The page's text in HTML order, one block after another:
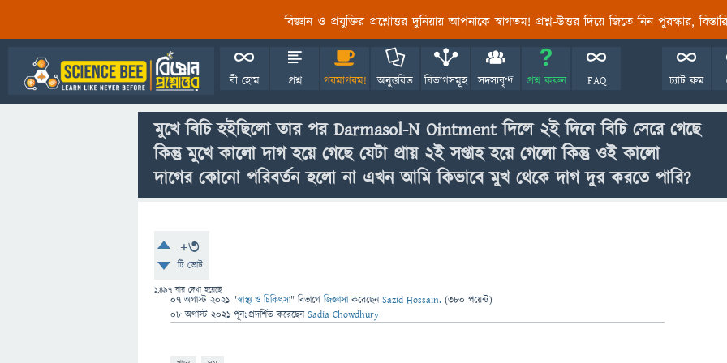
বিজ্ঞান ও প্রযুক্তির প্রশ্নোত্তর দুনিয়ায় আপনাকে স্বাগতম! প্রশ্ন-উত্তর দিয়ে জিতে নিন পুরস্কার,
বী হোম প্রশ্ন গরমাগরম! অনুত্তরিত বিভাগসমূহ সদস্যবৃন্দ প্রশ্ন করুন FAQ চ্যাট রুম
মুখে বিচি হইছিলো তার পর Darmasol-N Ointment দিলে ২ই দিনে বিচি সেরে গেছে
কিন্তু মুখে কালো দাগ হয়ে গেছে যেটা প্রায় ২ই সপ্তাহ হয়ে গেলো কিন্তু ওই কালো
দাগের কোনো পরিবর্তন হলো না এখন আমি কিভাবে মুখ থেকে দাগ দুর করতে পারি?
+3
টি ভোট
1,497 বার দেখা হয়েছে
07 অগাস্ট 2021 "স্বাস্থ্য ও চিকিৎসা" বিভাগে জিজ্ঞাসাকরেছেনSazid Hossain. (380 পয়েন্ট)
08 অগাস্ট 2021 পূনঃপ্রদর্শিত করেছেনSadia Chowdhury